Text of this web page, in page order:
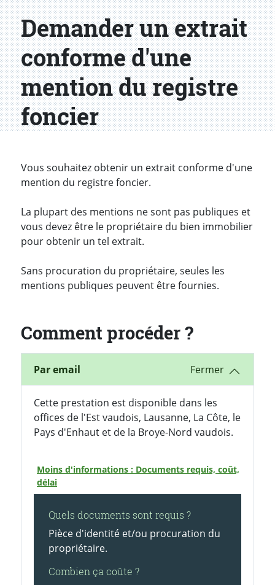
Demander un extrait
conforme d'une
mention du registre
foncier
Introduction
Vous souhaitez obtenir un extrait conforme d'une
mention du registre foncier.
La plupart des mentions ne sont pas publiques et
vous devez être le propriétaire du bien immobilier
pour obtenir un tel extrait.
Sans procuration du propriétaire, seules les
mentions publiques peuvent être fournies.
Comment procéder ?
Par email
Cette prestation est disponible dans les
offices de l'Est vaudois, Lausanne, La Côte, le
Pays d'Enhaut et de la Broye-Nord vaudois.
Moins d'informations : Documents requis, coût,
délai
Quels documents sont requis ?
Pièce d'identité et/ou procuration du
propriétaire.
Combien ça coûte ?